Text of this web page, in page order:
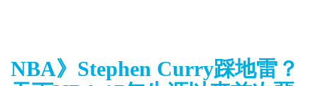
NBA》Stephen Curry踩地雷？